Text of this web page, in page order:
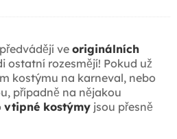
ve originálních
ostatní rozesmějí! Pokud už
kostýmu na karneval, nebo
případně na nějakou
vtipné kostýmy jsou přesně